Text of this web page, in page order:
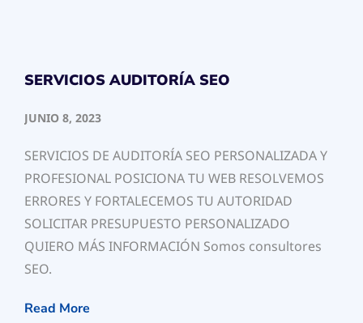
SERVICIOS AUDITORÍA SEO
JUNIO 8, 2023
SERVICIOS DE AUDITORÍA SEO PERSONALIZADA Y
PROFESIONAL POSICIONA TU WEB RESOLVEMOS
ERRORES Y FORTALECEMOS TU AUTORIDAD
SOLICITAR PRESUPUESTO PERSONALIZADO
QUIERO MÁS INFORMACIÓN Somos consultores
SEO.
Read More